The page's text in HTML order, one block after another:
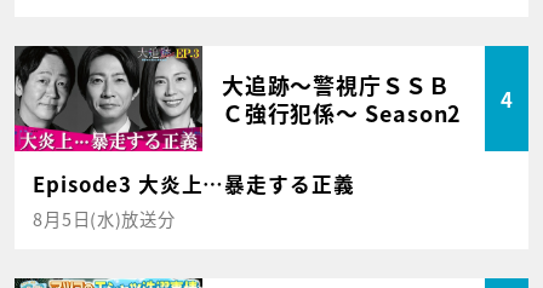
大追跡～警視庁ＳＳＢ
Ｃ強行犯係～ Season2
4
Episode3 大炎上…暴走する正義
8月5日(水)放送分